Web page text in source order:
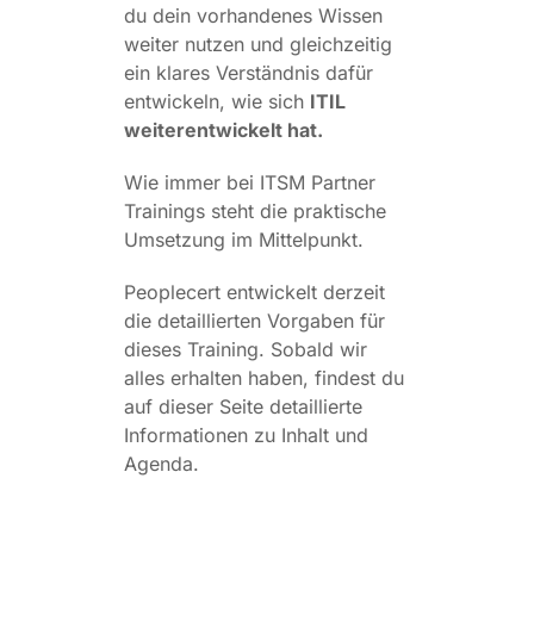
du dein vorhandenes Wissen
weiter nutzen und gleichzeitig
ein klares Verständnis dafür
entwickeln, wie sich ITIL
weiterentwickelt hat.
Wie immer bei ITSM Partner
Trainings steht die praktische
Umsetzung im Mittelpunkt.
Peoplecert entwickelt derzeit
die detaillierten Vorgaben für
dieses Training. Sobald wir
alles erhalten haben, findest du
auf dieser Seite detaillierte
Informationen zu Inhalt und
Agenda.